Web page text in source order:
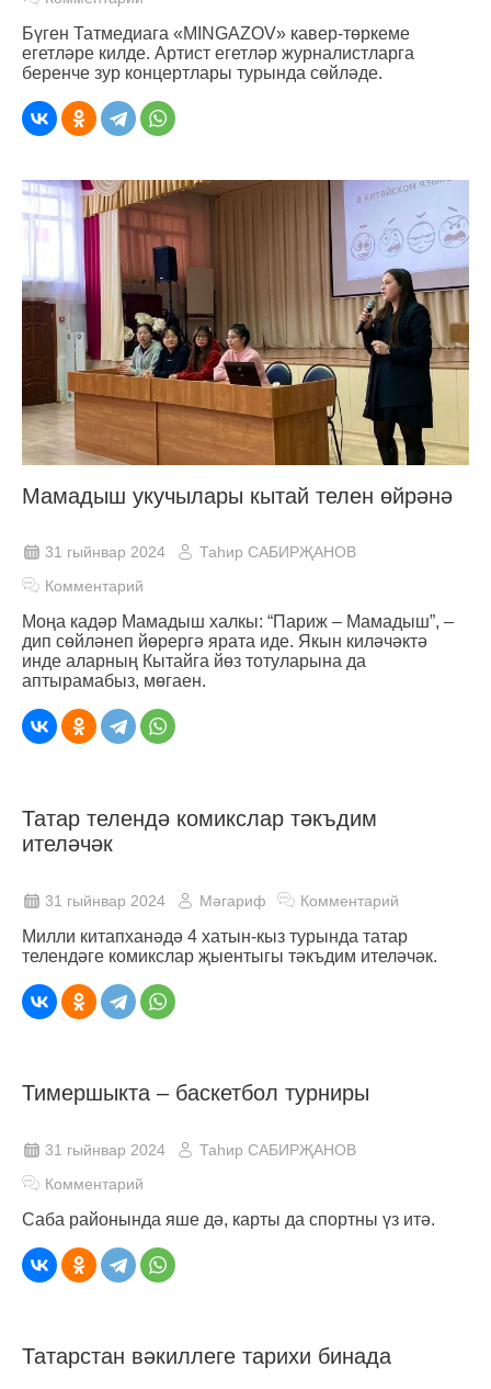
Бүген Татмедиага «MINGAZOV» кавер-төркеме
егетләре килде. Артист егетләр журналистларга
беренче зур концертлары турында сөйләде.
Мамадыш укучылары кытай телен өйрәнә
31 гыйнвар 2024
Таһир САБИРҖАНОВ
Комментарий
Моңа кадәр Мамадыш халкы: “Париж – Мамадыш”, –
дип сөйләнеп йөрергә ярата иде. Якын киләчәктә
инде аларның Кытайга йөз тотуларына да
аптырамабыз, мөгаен.
Татар телендә комикслар тәкъдим
ителәчәк
31 гыйнвар 2024 Мәгариф Комментарий
Милли китапханәдә 4 хатын-кыз турында татар
телендәге комикслар җыентыгы тәкъдим ителәчәк.
Тимершыкта – баскетбол турниры
31 гыйнвар 2024
Таһир САБИРҖАНОВ
Комментарий
Саба районында яше дә, карты да спортны үз итә.
Татарстан вәкиллеге тарихи бинада